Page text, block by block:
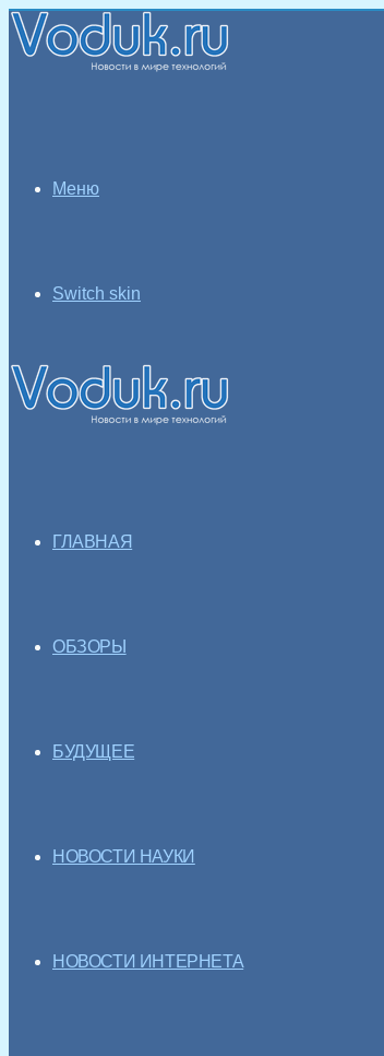
Меню
Switch skin
ГЛАВНАЯ
ОБЗОРЫ
БУДУЩЕЕ
НОВОСТИ НАУКИ
НОВОСТИ ИНТЕРНЕТА